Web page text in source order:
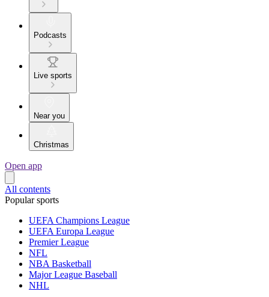
Podcasts
Live sports
Near you
Christmas
Open app
All contents
Popular sports
UEFA Champions League
UEFA Europa League
Premier League
NFL
NBA Basketball
Major League Baseball
NHL